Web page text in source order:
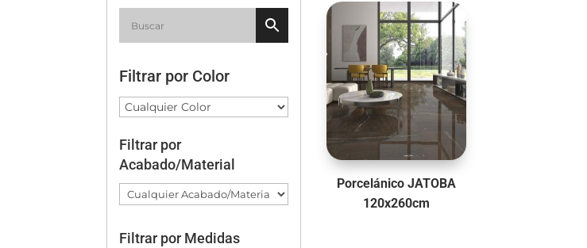
Filtrar por Color
Filtrar por
Acabado/Material
Filtrar por Medidas
Porcelánico JATOBA
120x260cm